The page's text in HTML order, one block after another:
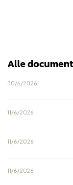
Alle
30/6/2026
11/6/2026
11/6/2026
11/6/2026